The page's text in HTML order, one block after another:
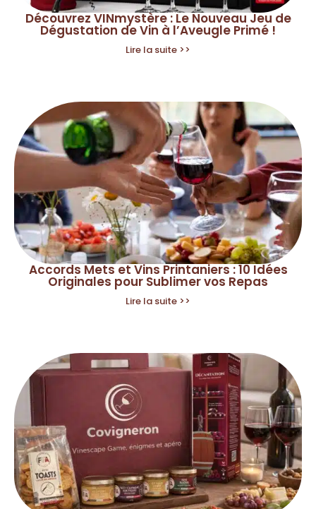
Découvrez VINmystère : Le Nouveau Jeu de
Dégustation de Vin à l’Aveugle Primé !
Lire la suite >>
Accords Mets et Vins Printaniers : 10 Idées
Originales pour Sublimer vos Repas
Lire la suite >>